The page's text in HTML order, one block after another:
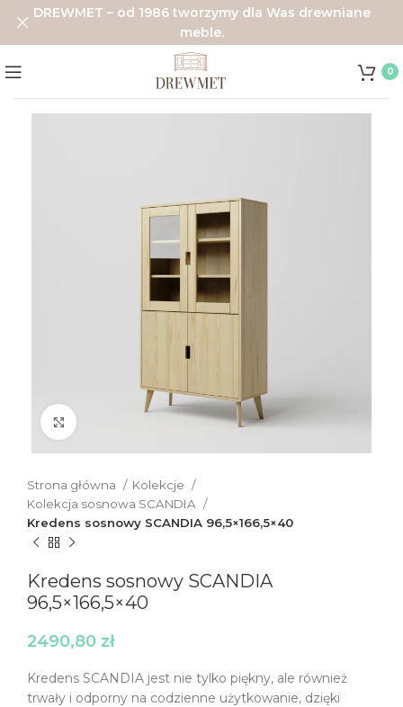
0
Strona główna
Kolekcje
Kolekcja sosnowa SCANDIA
Kredens sosnowy SCANDIA 96,5×166,5×40
Kredens sosnowy SCANDIA
96,5×166,5×40
2490,80 zł
Kredens SCANDIA jest nie tylko piękny, ale również
trwały i odporny na codzienne użytkowanie, dzięki
DREWMET – od 1986 tworzymy dla Was drewniane
meble.